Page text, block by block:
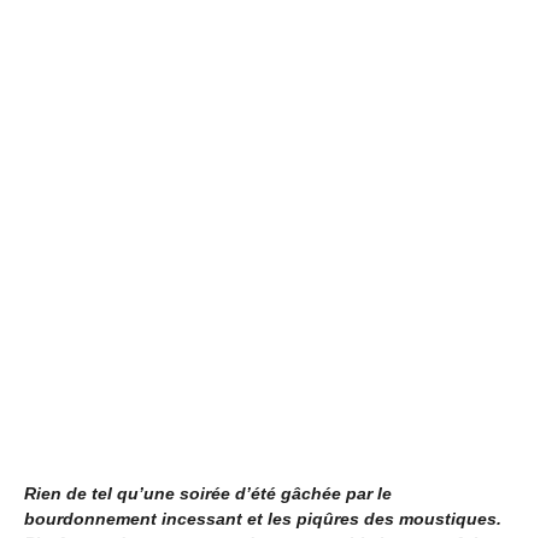
Rien de tel qu’une soirée d’été gâchée par le
bourdonnement incessant et les piqûres des moustiques.